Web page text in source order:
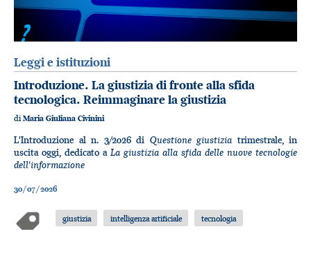
Leggi e istituzioni
Introduzione. La giustizia di fronte alla sfida
tecnologica. Reimmaginare la giustizia
diMaria Giuliana Civinini
L'Introduzione al n. 3/2026 di Questione giustizia trimestrale, in
uscita oggi, dedicato a La giustizia alla sfida delle nuove tecnologie
dell'informazione
30/07/2026
giustizia intelligenza artificiale tecnologia